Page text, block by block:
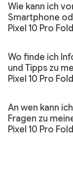
Wie kann ich
Smartphone
Pixel 10 Pro
Wo finde ich
und Tipps zu
Pixel 10 Pro
An wen kann
Fragen zu
Pixel 10 Pro